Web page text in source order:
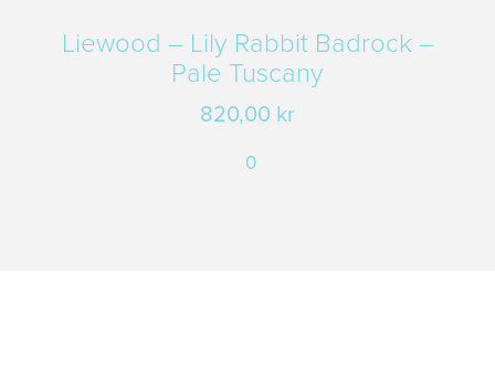
Liewood – Lily Rabbit Badrock –
Pale Tuscany
820,00 kr
0